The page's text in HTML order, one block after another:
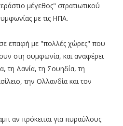
μέγεθος" στρατιωτικού
με τις ΗΠΑ.
επαφή με "πολλές χώρες" που
στη συμφωνία, και αναφέρει
τη Δανία, τη Σουηδία, τη
την Ολλανδία και τον
αν πρόκειται για πυραύλους